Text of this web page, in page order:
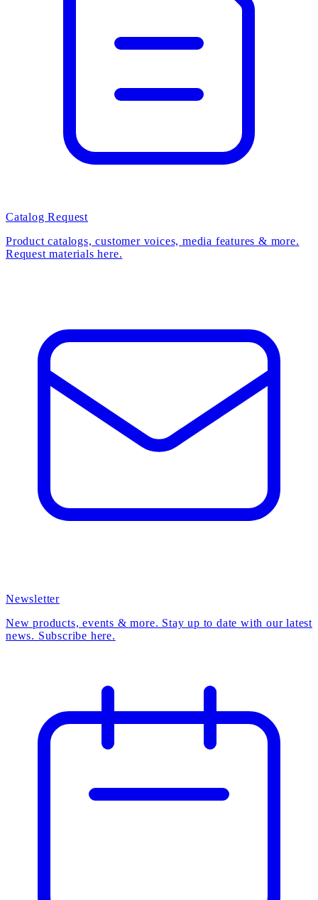
Catalog Request
Product catalogs, customer voices, media features & more.
Request materials here.
Newsletter
New products, events & more. Stay up to date with our latest
news. Subscribe here.